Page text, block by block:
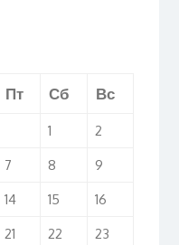
Пт Сб Вс
1
2
7 8
9
14 15
16
21 22 23